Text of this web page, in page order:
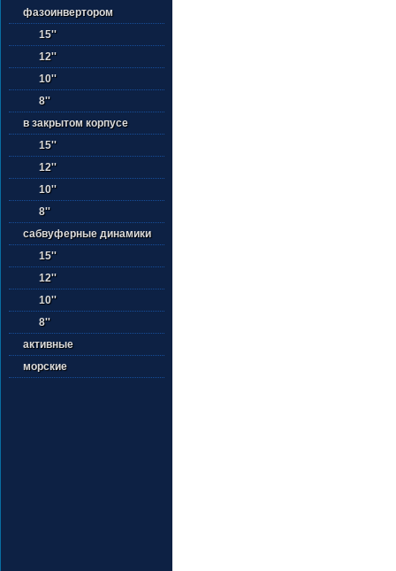
фазоинвертором
15''
12''
10''
8''
в закрытом корпусе
15''
12''
10''
8''
сабвуферные динамики
15''
12''
10''
8''
активные
морские